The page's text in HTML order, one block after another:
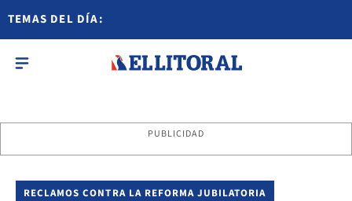
TEMAS DEL DÍA:
PUBLICIDAD
RECLAMOS CONTRA LA REFORMA JUBILATORIA